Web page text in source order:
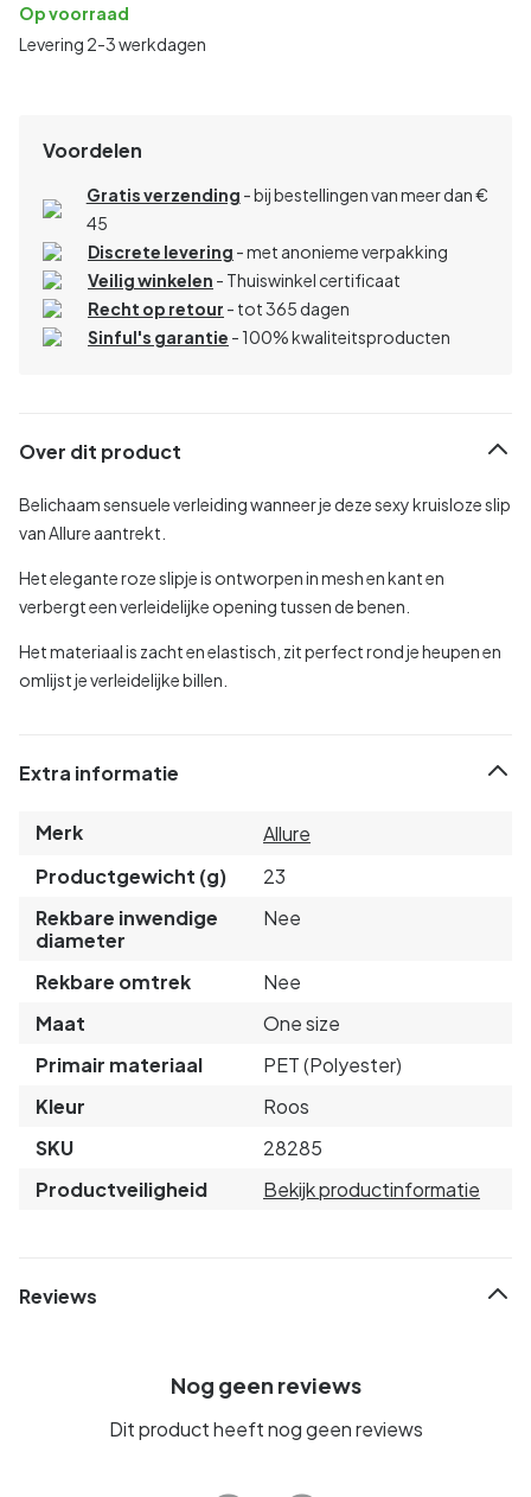
Op voorraad
Levering 2-3 werkdagen
Voordelen
Gratis verzending - bij bestellingen van meer dan €
45
Discrete levering - met anonieme verpakking
Veilig winkelen - Thuiswinkel certificaat
Recht op retour - tot 365 dagen
Sinful's garantie - 100% kwaliteitsproducten
Over dit product
Belichaam sensuele verleiding wanneer je deze sexy kruisloze slip
van Allure aantrekt.
Het elegante roze slipje is ontworpen in mesh en kant en
verbergt een verleidelijke opening tussen de benen.
Het materiaal is zacht en elastisch, zit perfect rond je heupen en
omlijst je verleidelijke billen.
Extra informatie
Merk
Allure
Productgewicht (g)
23
Rekbare inwendige
diameter
Nee
Rekbare omtrek
Nee
Maat
One size
Primair materiaal
PET (Polyester)
Kleur
Roos
SKU
28285
Productveiligheid
Bekijk productinformatie
Reviews
Nog geen reviews
Dit product heeft nog geen reviews